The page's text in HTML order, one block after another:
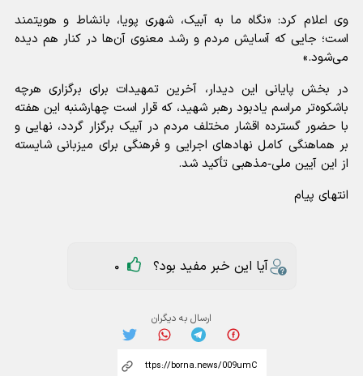
وی اعلام کرد: «نگاه ما به آبیک، شهری پویا، بانشاط و هویتمند
است؛ جایی که آسایش مردم و رشد معنوی آن‌ها در کنار هم دیده
می‌شود.»
در بخش پایانی این دیدار، آخرین تمهیدات برای برگزاری هرچه
باشکوه‌تر مراسم یادبود رهبر شهید، که قرار است چهارشنبه این هفته
با حضور گسترده اقشار مختلف مردم در آبیک برگزار گردد، نهایی و
بر هماهنگی کامل نهادهای اجرایی و فرهنگی برای میزبانی شایسته
از این آیین ملی‑مذهبی تأکید شد.
انتهای پیام
آیا این خبر مفید بود؟ 0
ارسال به دیگران